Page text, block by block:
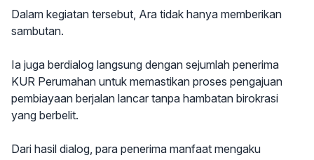
Dalam kegiatan tersebut, Ara tidak hanya memberikan
sambutan.
Ia juga berdialog langsung dengan sejumlah penerima
KUR Perumahan untuk memastikan proses pengajuan
pembiayaan berjalan lancar tanpa hambatan birokrasi
yang berbelit.
Dari hasil dialog, para penerima manfaat mengaku